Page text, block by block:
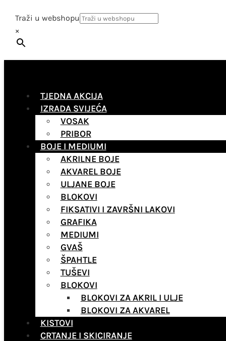
Traži u webshopu
×
TJEDNA AKCIJA
IZRADA SVIJEĆA
VOSAK
PRIBOR
BOJE I MEDIUMI
AKRILNE BOJE
AKVAREL BOJE
ULJANE BOJE
BLOKOVI
FIKSATIVI I ZAVRŠNI LAKOVI
GRAFIKA
MEDIUMI
GVAŠ
ŠPAHTLE
TUŠEVI
BLOKOVI
BLOKOVI ZA AKRIL I ULJE
BLOKOVI ZA AKVAREL
KISTOVI
CRTANJE I SKICIRANJE